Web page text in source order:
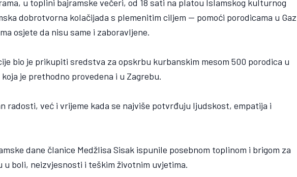
u toplini bajramske večeri, od 18 sati na platou Islamskog kulturnog
dobrotvorna kolačijada s plemenitim ciljem — pomoći porodicama u
osjete da nisu same i zaboravljene.
bio je prikupiti sredstva za opskrbu kurbanskim mesom 500 porodica u
je prethodno provedena i u Zagrebu.
radosti, već i vrijeme kada se najviše potvrđuju ljudskost, empatija i
dane članice Medžlisa Sisak ispunile posebnom toplinom i brigom za
u boli, neizvjesnosti i teškim životnim uvjetima.